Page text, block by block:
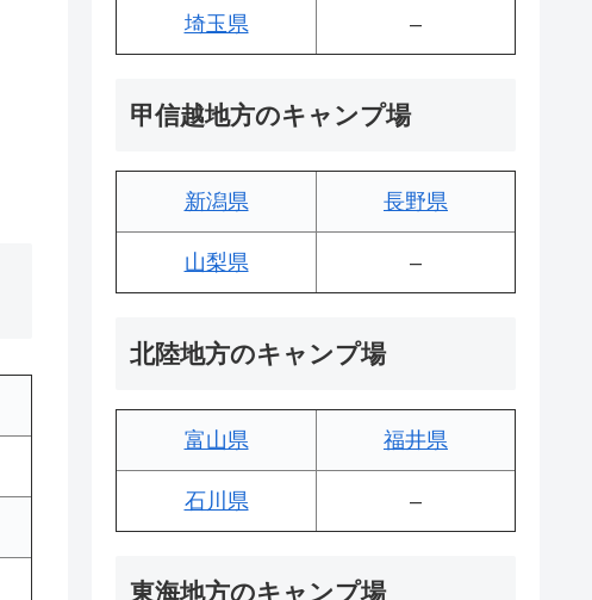
埼玉県 –
甲信越地方のキャンプ場
新潟県 長野県
山梨県 –
北陸地方のキャンプ場
富山県 福井県
石川県 –
東海地方のキャンプ場